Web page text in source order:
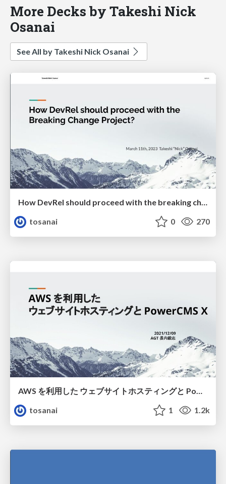
More Decks by Takeshi Nick
Osanai
See All by Takeshi Nick Osanai
How DevRel should proceed with the breaking change project?
tosanai
0 270
tosanai
1 1.2k